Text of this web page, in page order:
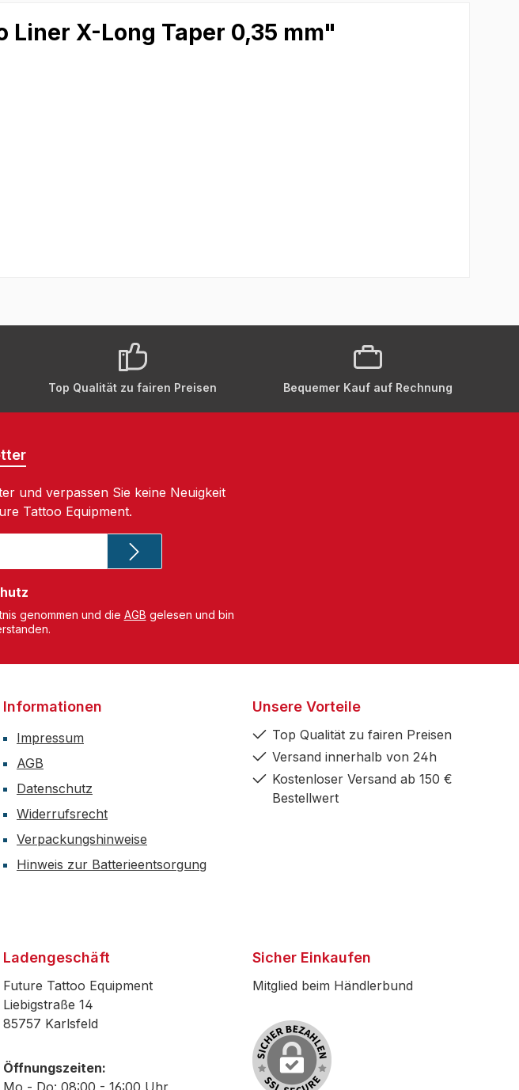
X-Long Taper 0,35 mm"
Top Qualität zu fairen Preisen Bequemer Kauf auf Rechnung
und verpassen Sie keine Neuigkeit
Tattoo Equipment.
genommen und die AGB gelesen und bin
Informationen
Impressum
AGB
Datenschutz
Widerrufsrecht
Verpackungshinweise
Hinweis zur Batterieentsorgung
Unsere Vorteile
Top Qualität zu fairen Preisen
Versand innerhalb von 24h
Kostenloser Versand ab 150 €
Bestellwert
Ladengeschäft
Future Tattoo Equipment
Liebigstraße 14
85757 Karlsfeld
Öffnungszeiten:
Sicher Einkaufen
Mitglied beim Händlerbund